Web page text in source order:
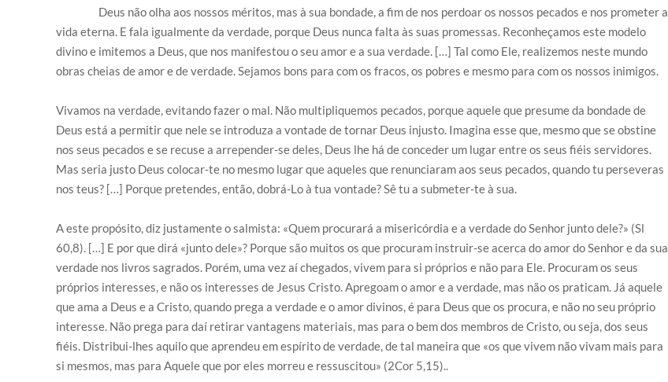
Deus não olha aos nossos méritos, mas à sua bondade, a fim de nos perdoar os nossos pecados e nos prometer a
vida eterna. E fala igualmente da verdade, porque Deus nunca falta às suas promessas. Reconheçamos este modelo
divino e imitemos a Deus, que nos manifestou o seu amor e a sua verdade. […] Tal como Ele, realizemos neste mundo
obras cheias de amor e de verdade. Sejamos bons para com os fracos, os pobres e mesmo para com os nossos inimigos.
Vivamos na verdade, evitando fazer o mal. Não multipliquemos pecados, porque aquele que presume da bondade de
Deus está a permitir que nele se introduza a vontade de tornar Deus injusto. Imagina esse que, mesmo que se obstine
nos seus pecados e se recuse a arrepender-se deles, Deus lhe há de conceder um lugar entre os seus fiéis servidores.
Mas seria justo Deus colocar-te no mesmo lugar que aqueles que renunciaram aos seus pecados, quando tu perseveras
nos teus? […] Porque pretendes, então, dobrá-Lo à tua vontade? Sê tu a submeter-te à sua.
A este propósito, diz justamente o salmista: «Quem procurará a misericórdia e a verdade do Senhor junto dele?» (Sl
60,8). […] E por que dirá «junto dele»? Porque são muitos os que procuram instruir-se acerca do amor do Senhor e da sua
verdade nos livros sagrados. Porém, uma vez aí chegados, vivem para si próprios e não para Ele. Procuram os seus
próprios interesses, e não os interesses de Jesus Cristo. Apregoam o amor e a verdade, mas não os praticam. Já aquele
que ama a Deus e a Cristo, quando prega a verdade e o amor divinos, é para Deus que os procura, e não no seu próprio
interesse. Não prega para daí retirar vantagens materiais, mas para o bem dos membros de Cristo, ou seja, dos seus
fiéis. Distribui-lhes aquilo que aprendeu em espírito de verdade, de tal maneira que «os que vivem não vivam mais para
si mesmos, mas para Aquele que por eles morreu e ressuscitou» (2Cor 5,15)..